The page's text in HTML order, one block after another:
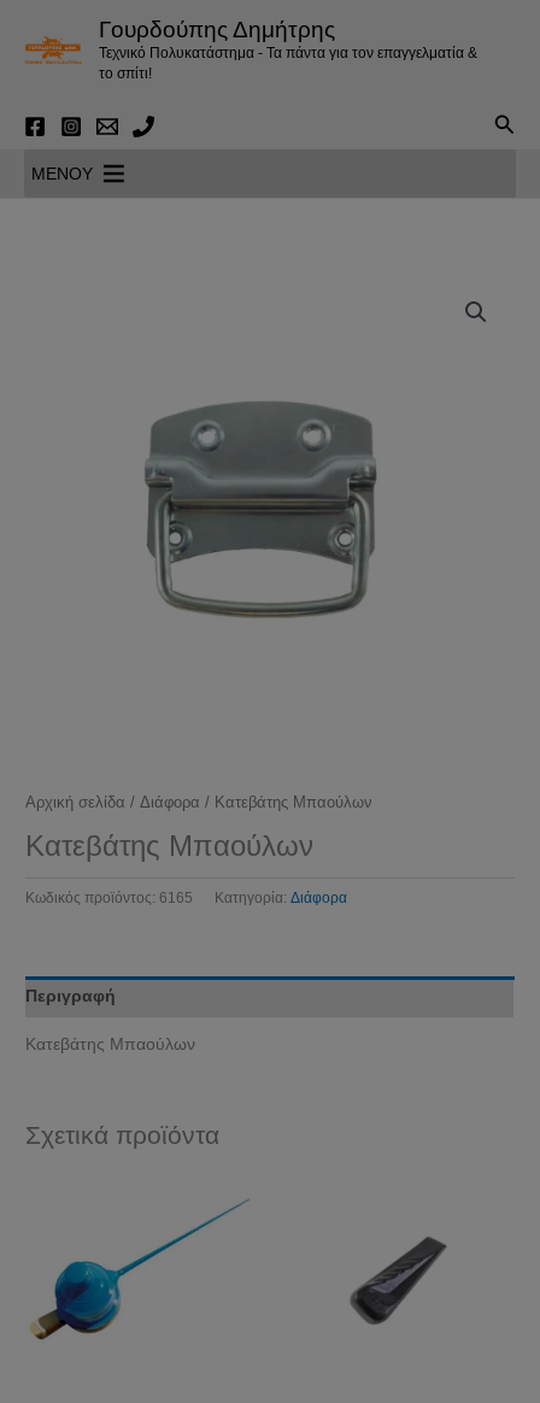
περιεχόμενο
Γουρδούπης Δημήτρης
Τεχνικό Πολυκατάστημα - Τα πάντα για τον επαγγελματία &
το σπίτι!
MENOY
Αρχική σελίδα /Διάφορα / Κατεβάτης Μπαούλων
Κατεβάτης Μπαούλων
Κωδικός προϊόντος:6165 Κατηγορία:Διάφορα
Περιγραφή
Κατεβάτης Μπαούλων
Σχετικά προϊόντα